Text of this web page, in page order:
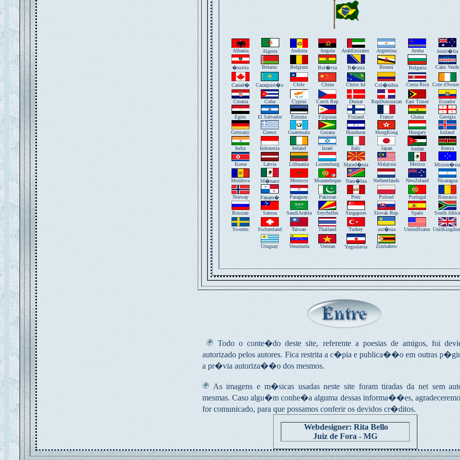
Albania Algeria Andorra Angola ArabEmirates Argentina Aruba Austr�lia
�ustria Belarus Belgium Bol�via B�snia Brunei Bulgaria Cabo Verde
Canad� Cazaquist�o Chile China Christ.Isl Col�mbia Costa Rica Cote d'Ivoire
Croatia Cuba Cyprus Czech Rep Dnmar RepDominican East Timor Ecuador
Egito El Salvador Estonia Filipinas Finland France Ghana Georgia
Germany Greece Guatemala Guiana Honduras HongKong Hungary Iceland
India Indonesia Ireland Israel Italy Japan Jordan Kenya
Korea Latvia Lithuania Luxemburg Maced�nia Malaysia Mexico Micron�sia
Moldova M�naco Morocco Mozambique Nam�bia Netheerlands NewZeland Nicaragua
Norway Panam� Paraguay Pakistan Peru Polond Portugal Romania
Russian Samoa SaudiArabia Seychelles Singapore Slovak Rep. Spain South Africa
Sweden Switzerland Taiwan Thailand Turkey ucr�nia UnitedStates
Uruguay Venezuela Vietnan Yugoslavia Zimbabew
Todo o conte�do deste site, referente a poesias de amigos, foi
autorizado pelos autores. Fica restrita a c�pia e publica��o em outras
a pr�via autoriza��o dos mesmos.
As imagens e m�sicas usadas neste site foram tiradas da net sem
mesmas. Caso algu�m conhe�a alguma dessas informa��es,
for comunicado, para que possamos conferir os devidos cr�ditos.
Webdesigner: Rita Bello
Juiz de Fora - MG